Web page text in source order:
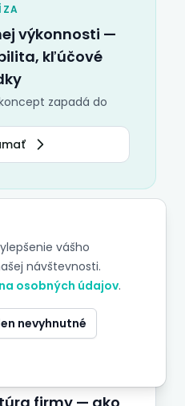
výkonnosti —
kľúčové
zapadá do
vášho
návštevnosti.
osobných údajov.
nevyhnutné